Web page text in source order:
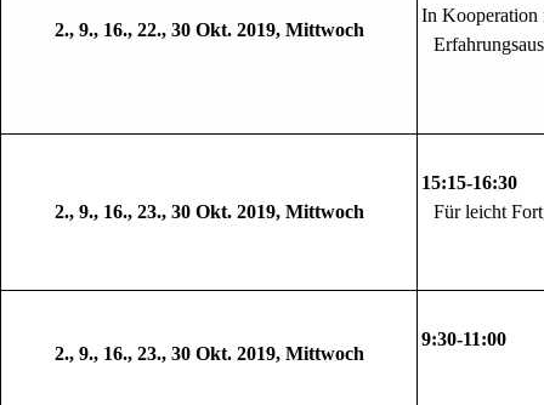
2., 9., 16., 22., 30 Okt.2019, Mittwoch
In
2., 9., 16., 23., 30 Okt. 2019, Mittwoch
15:15-
Für leicht
2., 9., 16., 23., 30 Okt. 2019, Mittwoch
9:30-